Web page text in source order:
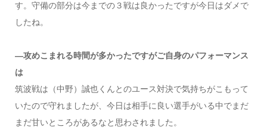
す。守備の部分は今までの３戦は良かったですが今日はダメで
したね。
―攻めこまれる時間が多かったですがご自身のパフォーマンス
は
筑波戦は（中野）誠也くんとのユース対決で気持ちがこもって
いたので守れましたが、今日は相手に良い選手がいる中でまだ
まだ甘いところがあるなと思わされました。